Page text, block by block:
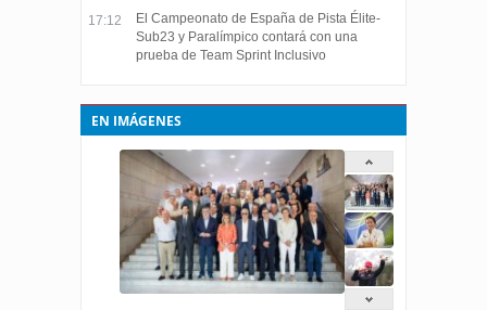
17:12
El Campeonato de España de Pista Élite-
Sub23 y Paralímpico contará con una
prueba de Team Sprint Inclusivo
EN IMÁGENES